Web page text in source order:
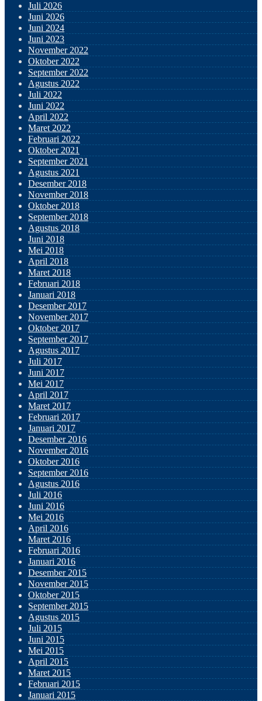
Juli 2026
Juni 2026
Juni 2024
Juni 2023
November 2022
Oktober 2022
September 2022
Agustus 2022
Juli 2022
Juni 2022
April 2022
Maret 2022
Februari 2022
Oktober 2021
September 2021
Agustus 2021
Desember 2018
November 2018
Oktober 2018
September 2018
Agustus 2018
Juni 2018
Mei 2018
April 2018
Maret 2018
Februari 2018
Januari 2018
Desember 2017
November 2017
Oktober 2017
September 2017
Agustus 2017
Juli 2017
Juni 2017
Mei 2017
April 2017
Maret 2017
Februari 2017
Januari 2017
Desember 2016
November 2016
Oktober 2016
September 2016
Agustus 2016
Juli 2016
Juni 2016
Mei 2016
April 2016
Maret 2016
Februari 2016
Januari 2016
Desember 2015
November 2015
Oktober 2015
September 2015
Agustus 2015
Juli 2015
Juni 2015
Mei 2015
April 2015
Maret 2015
Februari 2015
Januari 2015